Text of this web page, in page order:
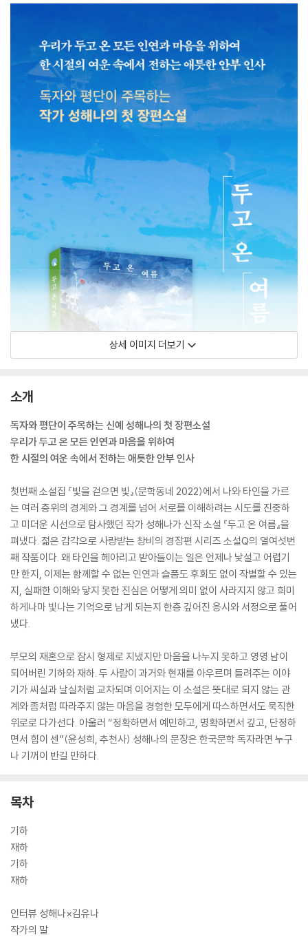
상세 이미지 더보기
소개
독자와 평단이 주목하는 신예 성해나의 첫 장편소설
우리가 두고 온 모든 인연과 마음을 위하여
한 시절의 여운 속에서 전하는 애틋한 안부 인사
첫번째 소설집 『빛을 걷으면 빛』(문학동네 2022)에서 나와 타인을 가르
는 여러 층위의 경계와 그 경계를 넘어 서로를 이해하려는 시도를 진중하
고 미더운 시선으로 탐사했던 작가 성해나가 신작 소설 『두고 온 여름』을
펴냈다. 젊은 감각으로 사랑받는 창비의 경장편 시리즈 소설Q의 열여섯번
째 작품이다. 왜 타인을 헤아리고 받아들이는 일은 언제나 낯설고 어렵기
만 한지, 이제는 함께할 수 없는 인연과 슬픔도 후회도 없이 작별할 수 있는
지, 실패한 이해와 닿지 못한 진심은 어떻게 의미 없이 사라지지 않고 희미
하게나마 빛나는 기억으로 남게 되는지 한층 깊어진 응시와 서정으로 풀어
냈다.
부모의 재혼으로 잠시 형제로 지냈지만 마음을 나누지 못하고 영영 남이
되어버린 기하와 재하. 두 사람이 과거와 현재를 아우르며 들려주는 이야
기가 씨실과 날실처럼 교차되며 이어지는 이 소설은 뜻대로 되지 않는 관
계와 좀처럼 따라주지 않는 마음을 경험한 모두에게 따스하면서도 묵직한
위로로 다가선다. 아울러 “정확하면서 예민하고, 명확하면서 깊고, 단정하
면서 힘이 센”(윤성희, 추천사) 성해나의 문장은 한국문학 독자라면 누구
나 기꺼이 반길 만하다.
목차
기하
재하
기하
재하
인터뷰 성해나×김유나
작가의 말